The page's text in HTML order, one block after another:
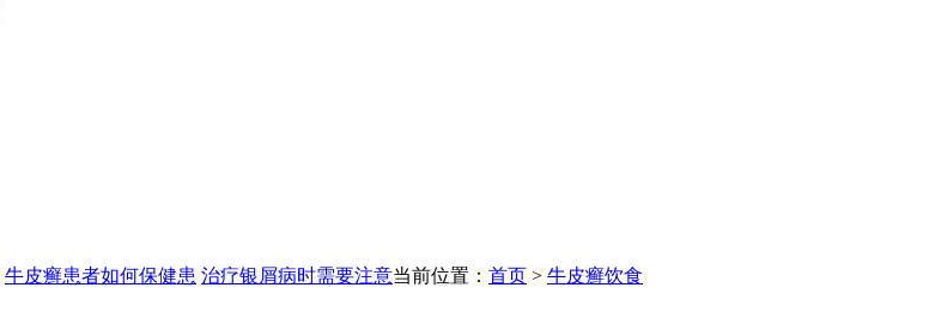
牛皮癣患者如何保健患 治疗银屑病时需要注意当前位置： 首页 > 牛皮癣饮食